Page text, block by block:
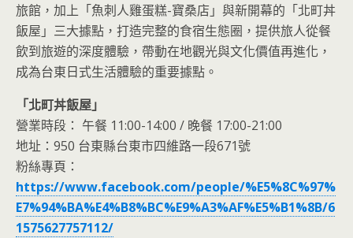
旅館，加上「魚刺人雞蛋糕-寶桑店」與新開幕的「北町丼
飯屋」三大據點，打造完整的食宿生態圈，提供旅人從餐
飲到旅遊的深度體驗，帶動在地觀光與文化價值再進化，
成為台東日式生活體驗的重要據點。
「北町丼飯屋」
營業時段： 午餐 11:00-14:00 / 晚餐 17:00-21:00
地址：950 台東縣台東市四維路一段671號
粉絲專頁：
https://www.facebook.com/people/%E5%8C%97%
E7%94%BA%E4%B8%BC%E9%A3%AF%E5%B1%8B/6
1575627757112/